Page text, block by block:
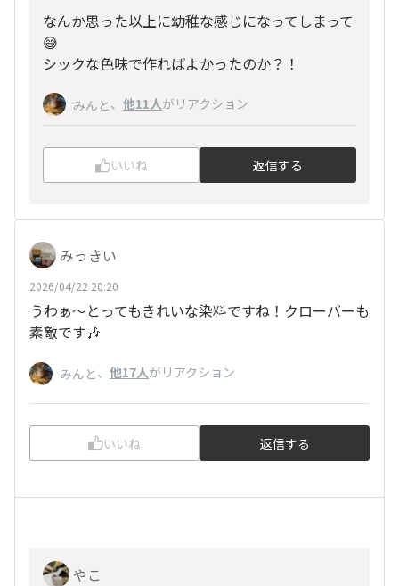
なんか思った以上に幼稚な感じになってしまって
😅
シックな色味で作ればよかったのか？！
みんと、 他11人がリアクション
いいね 返信する
みっきい
2026/04/22 20:20
うわぁ～とってもきれいな染料ですね！クローバーも
素敵です🎶
みんと、 他17人がリアクション
いいね 返信する
やこ